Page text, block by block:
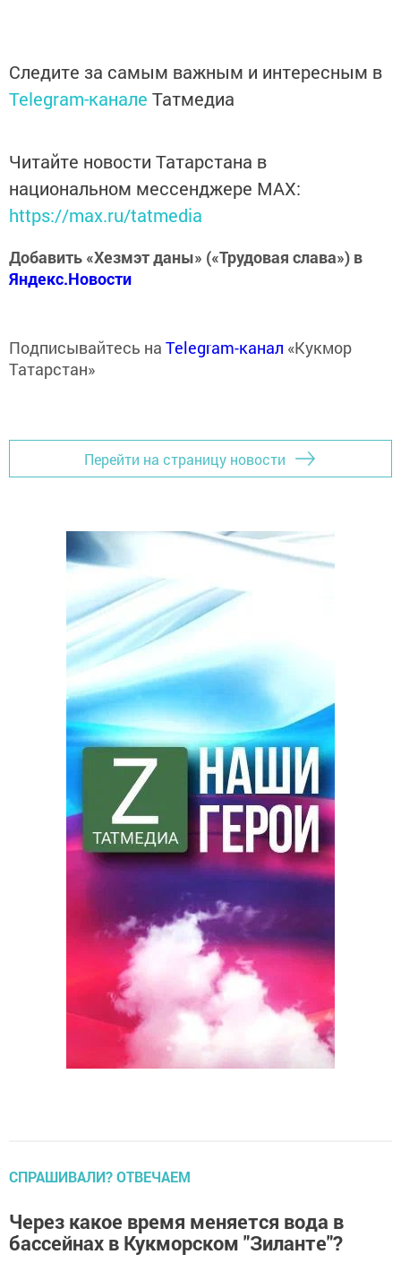
Следите за самым важным и интересным в
Telegram-канале Татмедиа
Читайте новости Татарстана в
национальном мессенджере MАХ:
https://max.ru/tatmedia
Добавить «Хезмэт даны» («Трудовая слава») в
Яндекс.Новости
Подписывайтесь на Telegram-канал «Кукмор
Татарстан»
Перейти на страницу новости
СПРАШИВАЛИ? ОТВЕЧАЕМ
Через какое время меняется вода в
бассейнах в Кукморском "Зиланте"?